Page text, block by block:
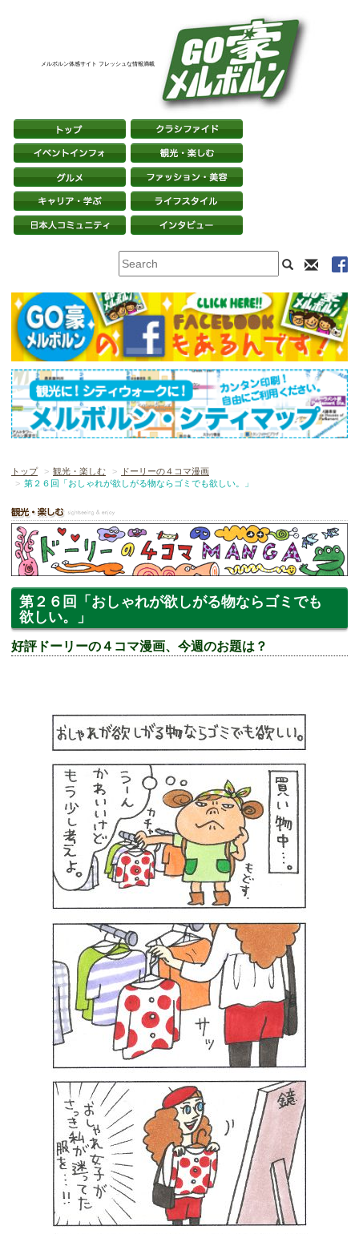
メルボルン体感サイト フレッシュな情報満載
トップ 観光・楽しむ
ドーリーの４コマ漫画
第２６回「おしゃれが欲しがる物ならゴミでも欲しい。」
第２６回「おしゃれが欲しがる物ならゴミでも
欲しい。」
好評ドーリーの４コマ漫画、今週のお題は？